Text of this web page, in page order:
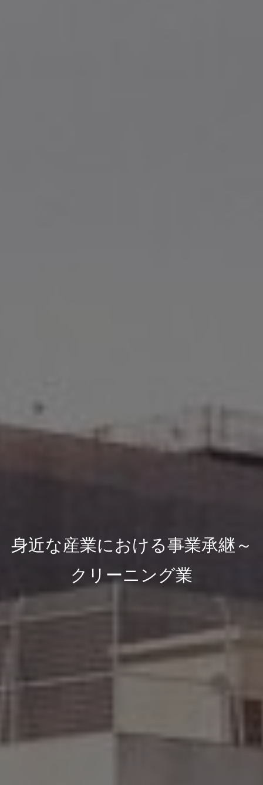
身近な産業における事業承継～
クリーニング業